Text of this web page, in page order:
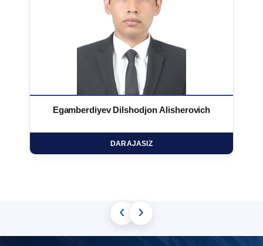
Egamberdiyev Dilshodjon Alisherovich
DARAJASIZ
‹ ›